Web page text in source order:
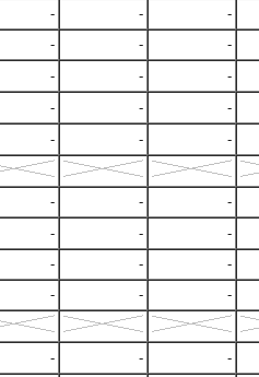
- -
-
- -
-
- -
-
- -
-
- -
-
- -
-
- -
-
- -
-
- -
-
- -
-